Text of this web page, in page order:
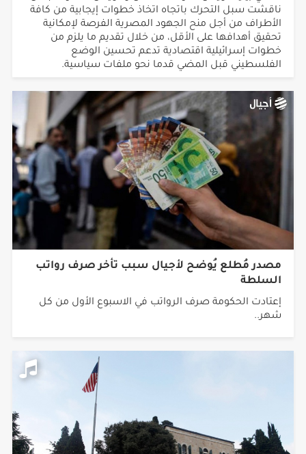
الأطراف من أجل منح الجهود المصرية الفرصة لإمكانية
تحقيق أهدافها على الأقل، من خلال تقديم ما يلزم من
خطوات إسرائيلية اقتصادية تدعم تحسين الوضع
الفلسطيني قبل المضي قدما نحو ملفات سياسية.
مصدر مُطلع يُوضح لأجيال سبب تأخر صرف رواتب
السلطة
إعتادت الحكومة صرف الرواتب في الاسبوع الأول من كل
شهر..